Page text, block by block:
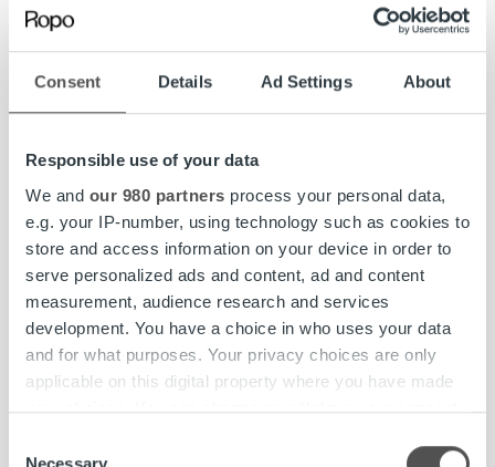
Consent Details Ad Settings About
Responsible use of your data
We and our 980 partners process your personal data,
e.g. your IP-number, using technology such as cookies to
store and access information on your device in order to
serve personalized ads and content, ad and content
measurement, audience research and services
development. You have a choice in who uses your data
and for what purposes. Your privacy choices are only
applicable on this digital property where you have made
your choices. You can change or withdraw your consent
the Privacy trigger icon.
Innehar en Paralegal-yrkesutbildning eller motsvarande
Besitter 3 års administrativ arbetslivserfarenhet
Är noggrann, självgående och ansvarstagande med
vana av att arbeta i ett högt tempo
Vi värdesätter personliga egenskaper så som naturligt
driv och engagemang!
VÅRT ERBJUDANDE TILL DIG
Som medarbetare hos oss blir du en del av vår starka